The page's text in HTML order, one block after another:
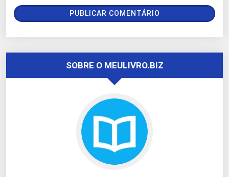
SOBRE O MEULIVRO.BIZ